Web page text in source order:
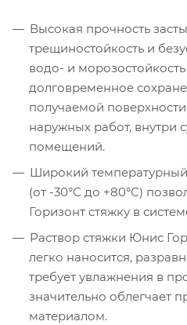
Высокая прочность
трещиностойкость и
водо- и
долговременное
получаемой
наружных работ, внутри
помещений.
Широкий
(от -30°С до +80°С)
Горизонт стяжку в
Раствор стяжки Юнис
легко наносится,
требует увлажнения в
значительно облегчает
материалом.